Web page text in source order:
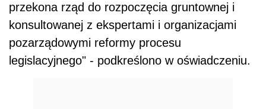
przekona rząd do rozpoczęcia gruntownej i
konsultowanej z ekspertami i organizacjami
pozarządowymi reformy procesu
legislacyjnego" - podkreślono w oświadczeniu.